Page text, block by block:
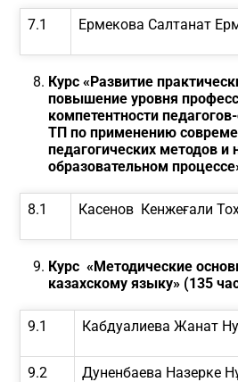
7.1 Ермекова Салтанат
Курс «Развитие
повышение уровня
компетентности
ТП по применению
педагогических методов и
образовательном
8.1 Касенов Кенжеғали
Курс «Методические
казахскому языку» (135
9.1 Кабдуалиева Жанат
9.2 Дуненбаева Назерке